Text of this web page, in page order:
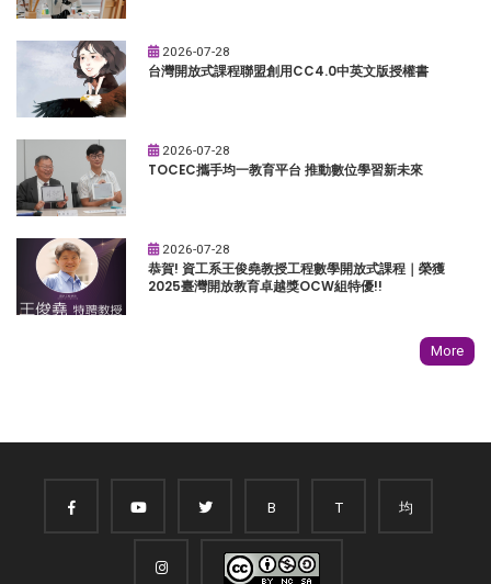
2026-07-28
台灣開放式課程聯盟創用CC4.0中英文版授權書
2026-07-28
TOCEC攜手均一教育平台 推動數位學習新未來
2026-07-28
恭賀! 資工系王俊堯教授工程數學開放式課程｜榮獲
2025臺灣開放教育卓越獎OCW組特優!!
More
B T 均